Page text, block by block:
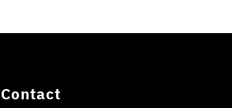
Contact